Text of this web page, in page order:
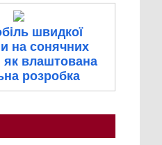
швидкої
на сонячних
як влаштована
розробка